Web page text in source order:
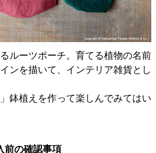
ルーツポーチ。育てる植物の名前
ンを描いて、インテリア雑貨とし
鉢植えを作って楽しんでみてはい
前の確認事項